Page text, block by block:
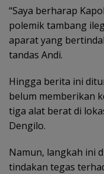
“Saya berharap
polemik tambang
aparat yang
tandas Andi.
Hingga berita ini
belum memberikan
tiga alat berat di
Dengilo.
Namun, langkah ini
tindakan tegas